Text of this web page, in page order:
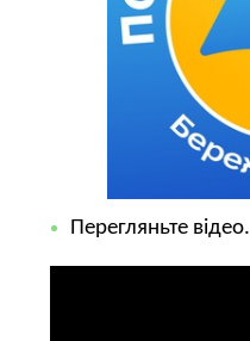
Перегляньте відео.